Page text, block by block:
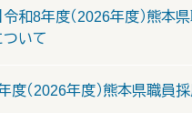
令和8年度（2026年度）熊本
いて
年度（2026年度）熊本県職員